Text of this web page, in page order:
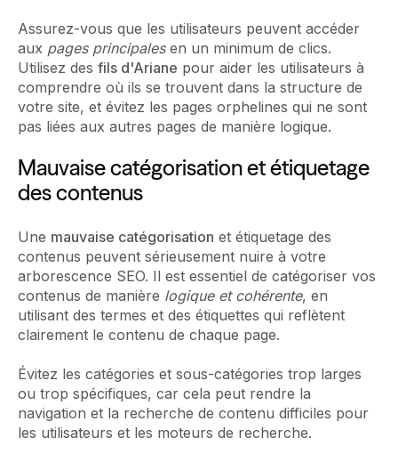
Assurez-vous que les utilisateurs peuvent accéder
aux pages principalesen un minimum de clics.
Utilisez des fils d'Ariane pour aider les utilisateurs à
comprendre où ils se trouvent dans la structure de
votre site, et évitez les pages orphelines qui ne sont
pas liées aux autres pages de manière logique.
Mauvaise catégorisation et étiquetage
des contenus
Une mauvaise catégorisation et étiquetage des
contenus peuvent sérieusement nuire à votre
arborescence SEO. Il est essentiel de catégoriser vos
contenus de manière logique et cohérente, en
utilisant des termes et des étiquettes qui reflètent
clairement le contenu de chaque page.
Évitez les catégories et sous-catégories trop larges
ou trop spécifiques, car cela peut rendre la
navigation et la recherche de contenu difficiles pour
les utilisateurs et les moteurs de recherche.